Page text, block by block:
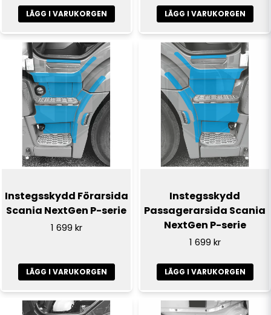
utav ordet är endast för referensändamål. Den här
produkten är inte original och inte tillverkad eller
godkänd av Scania. Användning utav varumärkesordet
görs endast för att delen passar till lastbilen.
Skicka fråga
LÄGG I VARUKORGEN LÄGG I VARUKORGEN
Instegsskydd Förarsida
Scania NextGen P-serie
1 699 kr
LÄGG I VARUKORGEN
Instegsskydd
Passagerarsida Scania
NextGen P-serie
1 699 kr
LÄGG I VARUKORGEN